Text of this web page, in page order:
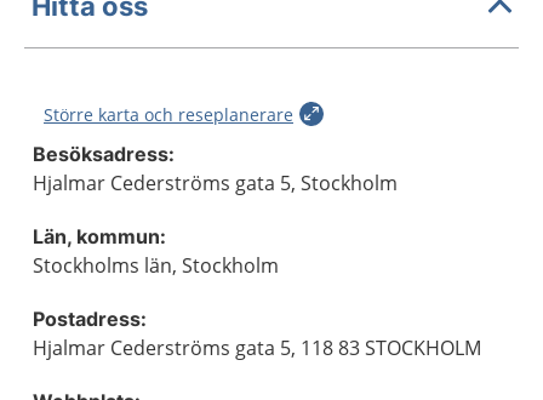
Större karta och reseplanerare
Besöksadress:
Hjalmar Cederströms gata 5, Stockholm
Län, kommun:
Stockholms län, Stockholm
Postadress:
Hjalmar Cederströms gata 5, 118 83 STOCKHOLM